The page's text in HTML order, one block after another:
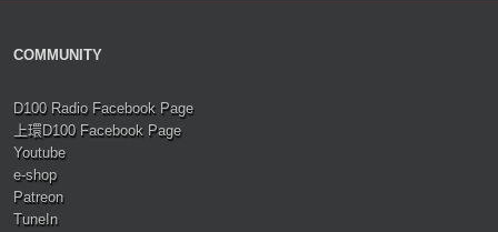
COMMUNITY
D100 Radio Facebook Page
上環D100 Facebook Page
Youtube
e-shop
Patreon
TuneIn